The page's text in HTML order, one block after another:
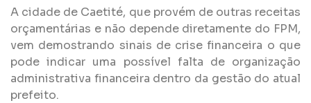
A cidade de Caetité, que provém de outras receitas
orçamentárias e não depende diretamente do FPM,
vem demostrando sinais de crise financeira o que
pode indicar uma possível falta de organização
administrativa financeira dentro da gestão do atual
prefeito.